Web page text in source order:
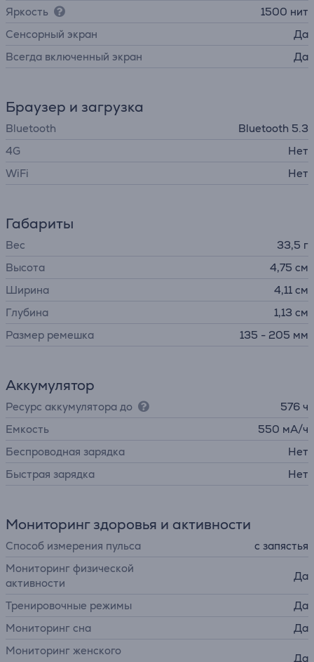
Яркость
1500 нит
Cенсорный экран
Да
Всегда включенный экран
Да
Браузер и загрузка
Bluetooth
Bluetooth 5.3
4G
Нет
WiFi
Нет
Габариты
Вес
33,5 г
Высота
4,75 см
Ширина
4,11 см
Глубина
1,13 см
Размер ремешка
135 - 205 мм
Аккумулятор
Ресурс аккумулятора до
576 ч
Емкость
550 мА/ч
Беспроводная зарядка
Нет
Быстрая зарядка
Нет
Мониторинг здоровья и активности
Способ измерения пульса
с запястья
Мониторинг физической
активности
Да
Тренировочные режимы
Да
Мониторинг сна
Да
Мониторинг женского
Да